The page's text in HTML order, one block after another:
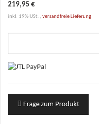
219,95 €
inkl. 19% USt. , versandfreie Lieferung
Frage zum Produkt